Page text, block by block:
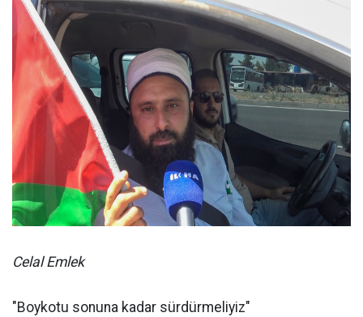
Celal Emlek
"Boykotu sonuna kadar sürdürmeliyiz"